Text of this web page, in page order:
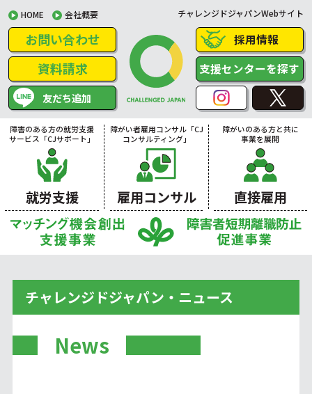
HOME 会社概要 チャレンジドジャパンWebサイト
お問い合わせ
資料請求
友だち追加
採用情報
支援センターを探す
障害のある方の就労支援
サービス「CJサポート」
就労支援
障がい者雇用コンサル「CJ
コンサルティング」
雇用コンサル
障がいのある方と共に
事業を展開
直接雇用
チャレンジドジャパン・ニュース
News